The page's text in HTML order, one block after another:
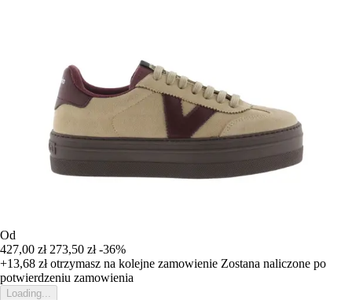
Od
427,00 zł 273,50 zł -36%
+13,68 złotrzymasz na kolejne zamowienie Zostana naliczone po
potwierdzeniu zamowienia
Loading...